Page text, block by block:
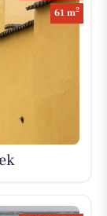
61 m2